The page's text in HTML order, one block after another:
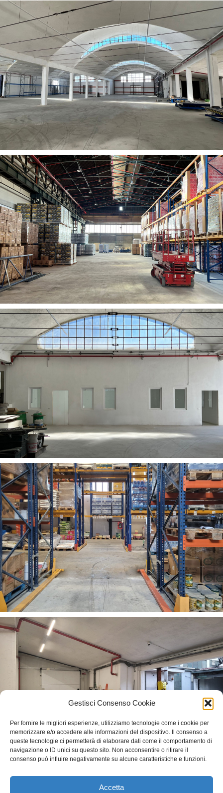
Gestisci Consenso Cookie
Per fornire le migliori esperienze, utilizziamo tecnologie come i cookie per
memorizzare e/o accedere alle informazioni del dispositivo. Il consenso a
queste tecnologie ci permetterà di elaborare dati come il comportamento di
navigazione o ID unici su questo sito. Non acconsentire o ritirare il
consenso può influire negativamente su alcune caratteristiche e funzioni.
Accetta